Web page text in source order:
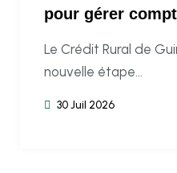
pour gérer
Le Crédit Rural de
nouvelle étape...
30 Juil 2026